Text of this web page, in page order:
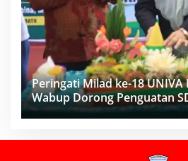
Peringati Milad ke-18
Wabup Dorong Penguatan
Menuju Indonesia Emas 2045